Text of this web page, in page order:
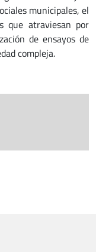
municipales, el
que atraviesan por
de ensayos de
compleja.